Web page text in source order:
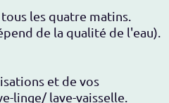
les quatre matins.
de la qualité de l'eau).
et de vos
linge/ lave-vaisselle.